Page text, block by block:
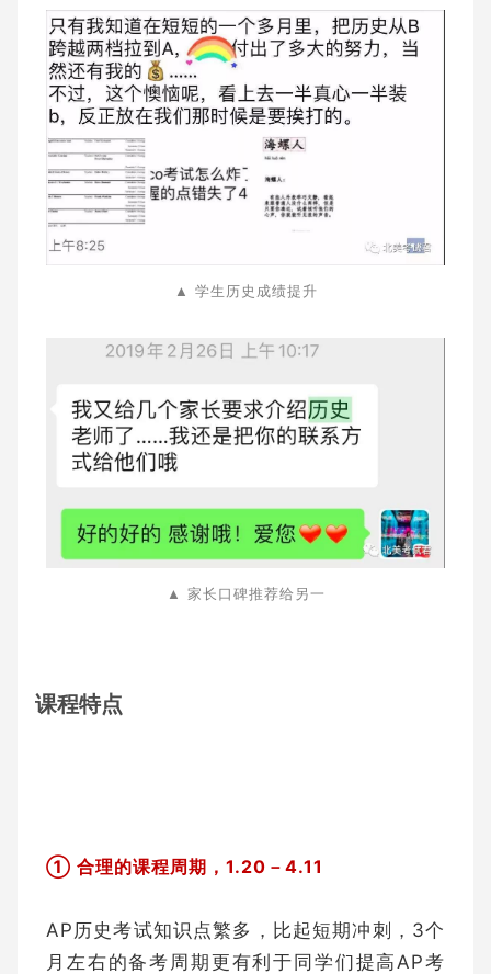
▲ 学生历史成绩提升
▲ 家长口碑推荐给另一
课程特点
① 合理的课程周期，1.20－4.11
AP历史考试知识点繁多，比起短期冲刺，3个
月左右的备考周期更有利于同学们提高AP考